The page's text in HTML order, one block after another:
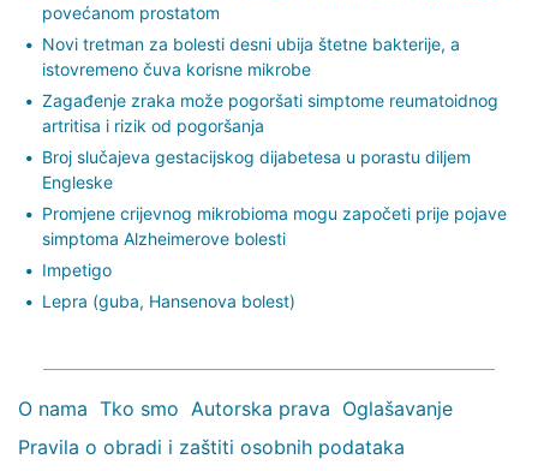
povećanom prostatom
Novi tretman za bolesti desni ubija štetne bakterije, a
istovremeno čuva korisne mikrobe
Zagađenje zraka može pogoršati simptome reumatoidnog
artritisa i rizik od pogoršanja
Broj slučajeva gestacijskog dijabetesa u porastu diljem
Engleske
Promjene crijevnog mikrobioma mogu započeti prije pojave
simptoma Alzheimerove bolesti
Impetigo
Lepra (guba, Hansenova bolest)
O nama Tko smo Autorska prava Oglašavanje
Pravila o obradi i zaštiti osobnih podataka